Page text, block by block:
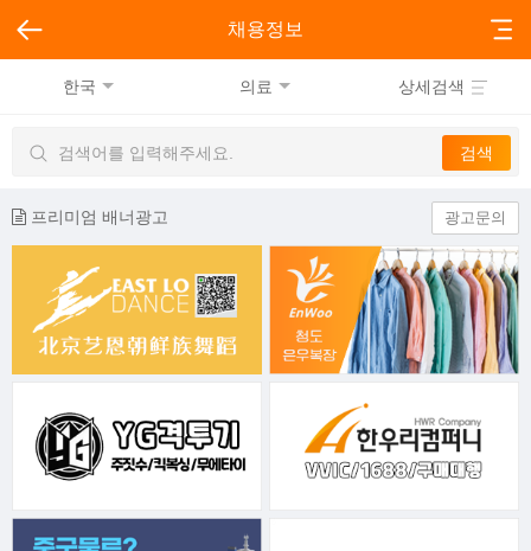
채용정보
한국 의료 상세검색
프리미엄 배너광고 광고문의